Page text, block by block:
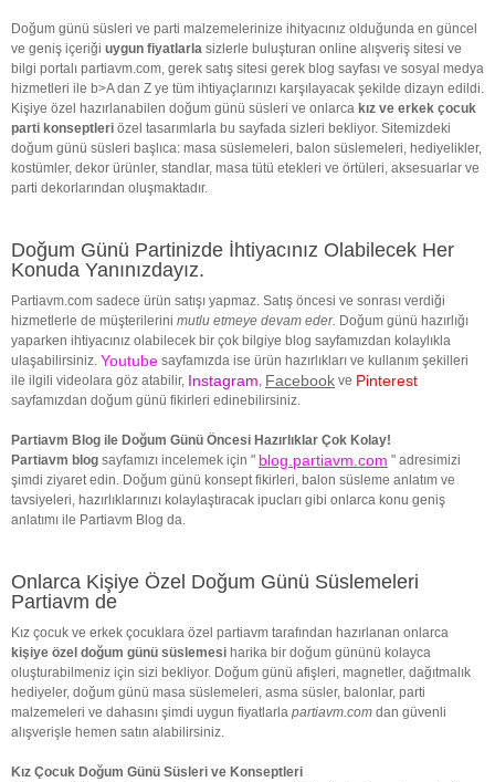
Doğum günü süsleri ve parti malzemelerinize ihityacınız olduğunda en güncel
ve geniş içeriği uygun fiyatlarla sizlerle buluşturan online alışveriş sitesi ve
bilgi portalı partiavm.com, gerek satış sitesi gerek blog sayfası ve sosyal medya
hizmetleri ile b>A dan Z ye tüm ihtiyaçlarınızı karşılayacak şekilde dizayn edildi.
Kişiye özel hazırlanabilen doğum günü süsleri ve onlarca kız ve erkek çocuk
parti konseptleri özel tasarımlarla bu sayfada sizleri bekliyor. Sitemizdeki
doğum günü süsleri başlıca: masa süslemeleri, balon süslemeleri, hediyelikler,
kostümler, dekor ürünler, standlar, masa tütü etekleri ve örtüleri, aksesuarlar ve
parti dekorlarından oluşmaktadır.
Doğum Günü Partinizde İhtiyacınız Olabilecek Her
Konuda Yanınızdayız.
Partiavm.com sadece ürün satışı yapmaz. Satış öncesi ve sonrası verdiği
hizmetlerle de müşterilerini mutlu etmeye devam eder. Doğum günü hazırlığı
yaparken ihtiyacınız olabilecek bir çok bilgiye blog sayfamızdan kolaylıkla
ulaşabilirsiniz. Youtube sayfamızda ise ürün hazırlıkları ve kullanım şekilleri
ile ilgili videolara göz atabilir, Instagram, Facebook ve Pinterest
sayfamızdan doğum günü fikirleri edinebilirsiniz.
Partiavm Blog ile Doğum Günü Öncesi Hazırlıklar Çok Kolay!
Partiavm blog sayfamızı incelemek için " blog.partiavm.com " adresimizi
şimdi ziyaret edin. Doğum günü konsept fikirleri, balon süsleme anlatım ve
tavsiyeleri, hazırlıklarınızı kolaylaştıracak ipucları gibi onlarca konu geniş
anlatımı ile Partiavm Blog da.
Onlarca Kişiye Özel Doğum Günü Süslemeleri
Partiavm de
Kız çocuk ve erkek çocuklara özel partiavm tarafından hazırlanan onlarca
kişiye özel doğum günü süslemesi harika bir doğum gününü kolayca
oluşturabilmeniz için sizi bekliyor. Doğum günü afişleri, magnetler, dağıtmalık
hediyeler, doğum günü masa süslemeleri, asma süsler, balonlar, parti
malzemeleri ve dahasını şimdi uygun fiyatlarla partiavm.com dan güvenli
alışverişle hemen satın alabilirsiniz.
Kız Çocuk Doğum Günü Süsleri ve Konseptleri